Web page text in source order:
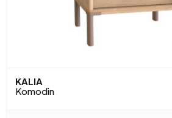
KALIA
Komodin